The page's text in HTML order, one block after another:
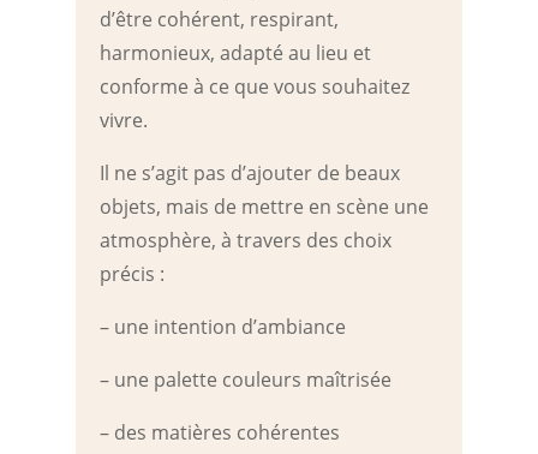
d’être cohérent, respirant,
harmonieux, adapté au lieu et
conforme à ce que vous souhaitez
vivre.
Il ne s’agit pas d’ajouter de beaux
objets, mais de mettre en scène une
atmosphère, à travers des choix
précis :
– une intention d’ambiance
– une palette couleurs maîtrisée
– des matières cohérentes